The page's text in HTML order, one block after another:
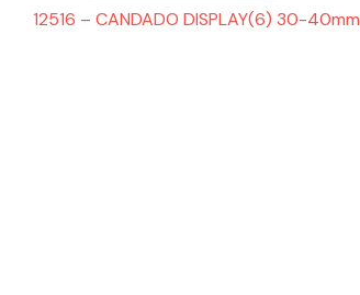
12516 – CANDADO DISPLAY(6) 30-40mm